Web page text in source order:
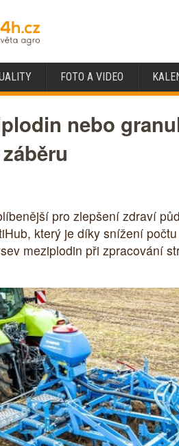
FOTO A VIDEO
nebo
pro zlepšení zdraví
který je díky snížení
meziplodin při zpracování